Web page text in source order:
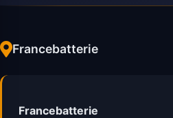
Francebatterie
Francebatterie